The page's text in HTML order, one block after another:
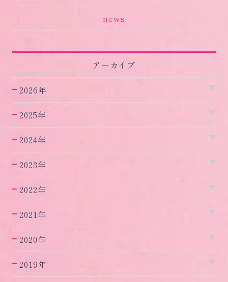
news
アーカイブ
2026年
2025年
2024年
2023年
2022年
2021年
2020年
2019年